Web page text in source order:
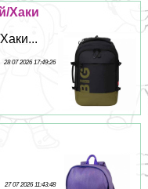
Хаки
28 07 2026 17:49:26
27 07 2026 11:43:48